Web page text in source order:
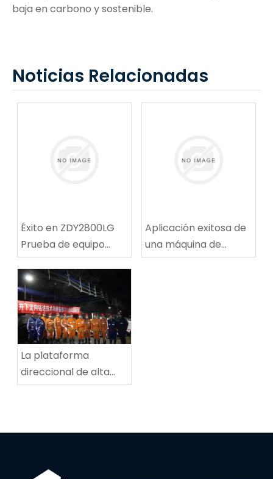
baja en carbono y sostenible.
Noticias Relacionadas
Éxito en ZDY2800LG
Prueba de equipo
técnico de
perforación espiral de
alta velocidad
Aplicación exitosa de
una máquina de
reparación de rutas
La plataforma
direccional de alta
potencia establece